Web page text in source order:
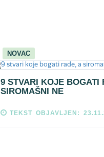
NOVAC
9 STVARI KOJE BOGATI
SIROMAŠNI NE
TEKST OBJAVLJEN: